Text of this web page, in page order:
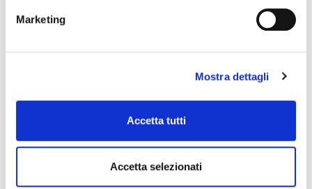
Marketing
Mostra dettagli
Accetta tutti
Accetta selezionati
Per ottenere le credenziali di accesso alla